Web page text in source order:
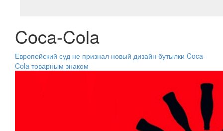
Coca-Cola
Европейский суд не признал новый дизайн бутылки Coca-
Cola товарным знаком